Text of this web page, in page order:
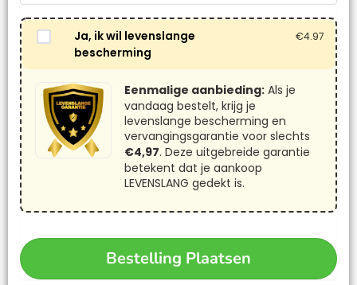
Ja, ik wil levenslange
bescherming
€4.97
Eenmalige aanbieding: Als je
vandaag bestelt, krijg je
levenslange bescherming en
vervangingsgarantie voor slechts
€4,97. Deze uitgebreide garantie
betekent dat je aankoop
LEVENSLANG gedekt is.
Bestelling Plaatsen